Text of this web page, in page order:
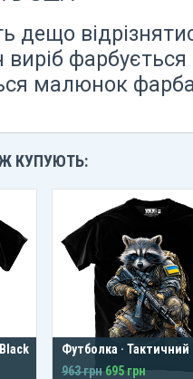
дещо
фарбується
малюнок
КУПУЮТЬ:
Футболка ·
963 грн 695 грн